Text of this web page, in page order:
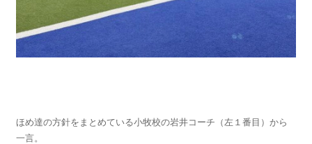
ほめ達の方針をまとめている小牧校の岩井コーチ（左１番目）から
一言。